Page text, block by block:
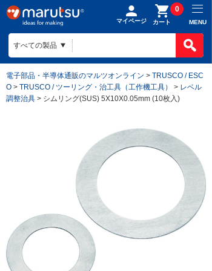
マイページ カート
0
MENU
電子部品・半導体通販のマルツオンライン > TRUSCO / ESC
O > TRUSCO / ツーリング・治工具（工作機工具） > レベル
調整治具 > シムリング(SUS) 5X10X0.05mm (10枚入)